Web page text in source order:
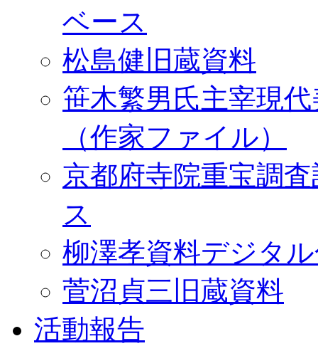
ベース
松島健旧蔵資料
笹木繁男氏主宰現
（作家ファイル）
京都府寺院重宝調
ス
柳澤孝資料デジタ
菅沼貞三旧蔵資料
活動報告